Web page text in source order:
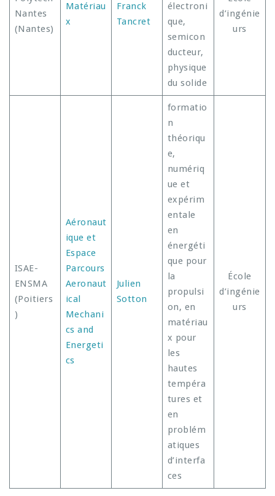
Nantes
(Nantes)
Matériau
x
Franck
Tancret
électroni
que,
semicon
ducteur,
physique
du solide
d’ingénie
urs
ISAE-
ENSMA
(Poitiers
)
Aéronaut
ique et
Espace
Parcours
Aeronaut
ical
Mechani
cs and
Energeti
cs
Julien
Sotton
formatio
n
théoriqu
e,
numériq
ue et
expérim
entale
en
énergéti
que pour
la
propulsi
on, en
matériau
x pour
les
hautes
tempéra
tures et
en
problém
atiques
d’interfa
ces
École
d’ingénie
urs